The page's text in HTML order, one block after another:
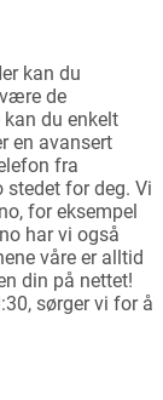
kan du
de
du enkelt
en avansert
fra
stedet for deg. Vi
for eksempel
har vi også
våre er alltid
din på nettet!
sørger vi for å